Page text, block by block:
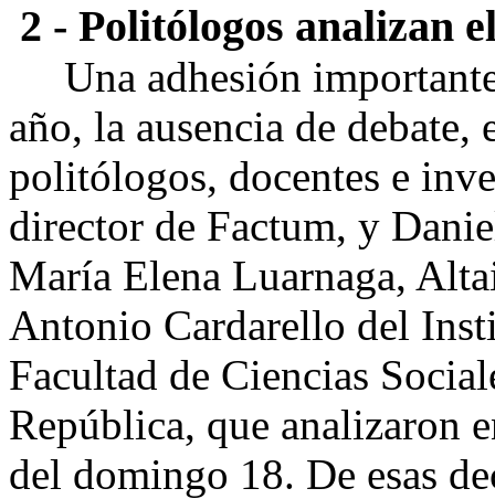
2 - Politólogos analizan
Una adhesión
año, la ausencia de
politólogos, docentes e
director de Factum, y
María Elena Luarnaga,
Antonio Cardarello del
Facultad de Ciencias
República, que analizaron
del domingo 18. De esas